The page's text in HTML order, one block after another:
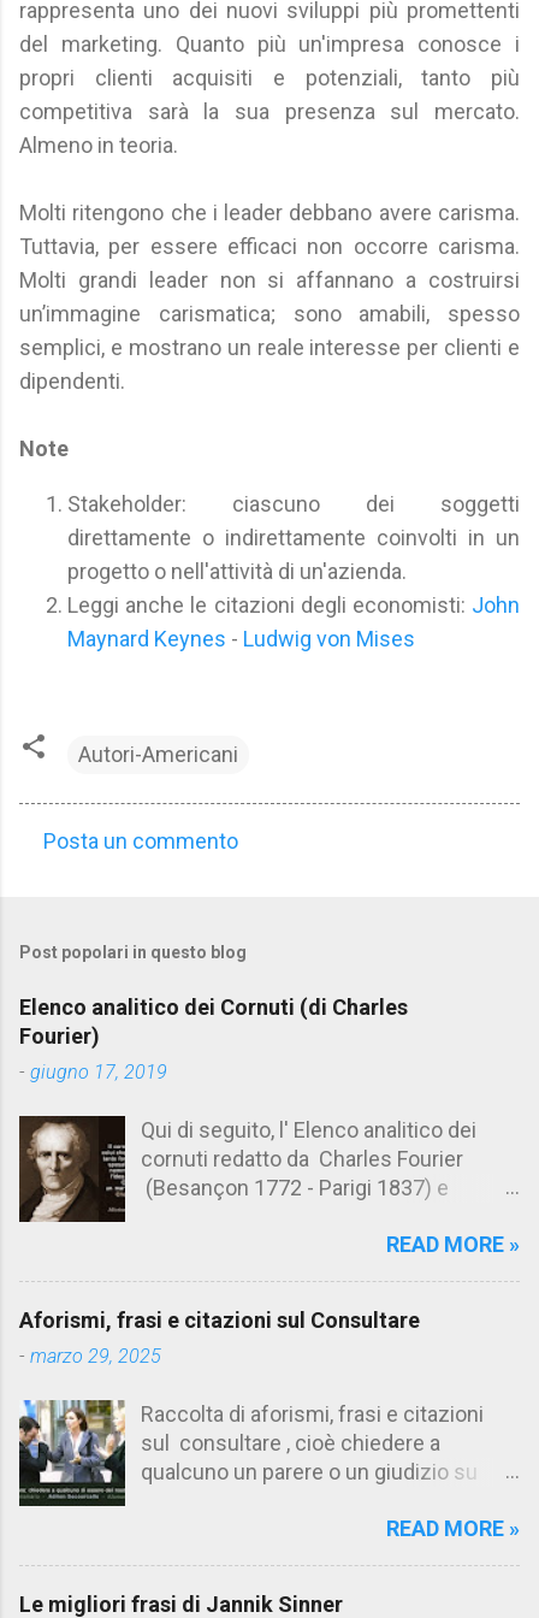
rappresenta uno dei nuovi sviluppi più promettenti
del marketing. Quanto più un'impresa conosce i
propri clienti acquisiti e potenziali, tanto più
competitiva sarà la sua presenza sul mercato.
Almeno in teoria.
Molti ritengono che i leader debbano avere carisma.
Tuttavia, per essere efficaci non occorre carisma.
Molti grandi leader non si affannano a costruirsi
un’immagine carismatica; sono amabili, spesso
semplici, e mostrano un reale interesse per clienti e
dipendenti.
Note
Stakeholder: ciascuno dei soggetti
direttamente o indirettamente coinvolti in un
progetto o nell'attività di un'azienda.
Leggi anche le citazioni degli economisti: John
Maynard Keynes - Ludwig von Mises
Autori-Americani
m
e
n
t
Posta un commento
Post popolari in questo blog
Elenco analitico dei Cornuti (di Charles
Fourier)
- giugno 17, 2019
Qui di seguito, l' Elenco analitico dei
cornuti redatto da Charles Fourier
(Besançon 1772 - Parigi 1837) e
Aforismario trovi anche una raccolta di
cornuto pretenzioso: colui che ritiene
sua moglie tanto fortunata, per averlo
ammettere l'idea del tradimento. Ciò lo
rende un marito assai comodo.
(Charles Fourier) Elenco analitico dei
ca. 1808 (postumo 1856) Traduzione
italiana da Il Borghese - Volume 29,
Edizioni 26-37, 1978 1 Il cornuto in
READ MORE »
Aforismi, frasi e citazioni sul Consultare
- marzo 29, 2025
Raccolta di aforismi, frasi e citazioni
sul consultare , cioè chiedere a
qualcuno un parere o un giudizio su
fanno riferimento anche allaREAD MORE »
Le migliori frasi di Jannik Sinner